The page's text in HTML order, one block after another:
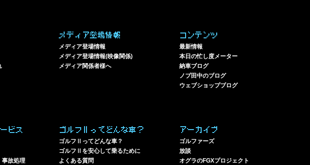
メディア登場情報
メディア登場情報
メディア登場情報(映像関係)
メディア関係者様へ
コンテンツ
最新情報
本日の忙し度メーター
納車ブログ
ノブ田中のブログ
ウェブショップブログ
ビス
事故処理
ゴルフⅡってどんな車？
ゴルフⅡってどんな車？
ゴルフⅡを安心して乗るために
よくある質問
アーカイブ
ゴルファーズ
放談
オグラのFGXプロジェクト